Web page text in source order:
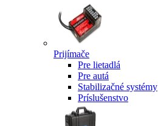
Prijímače
Pre lietadlá
Pre autá
Stabilizačné systémy
Príslušenstvo